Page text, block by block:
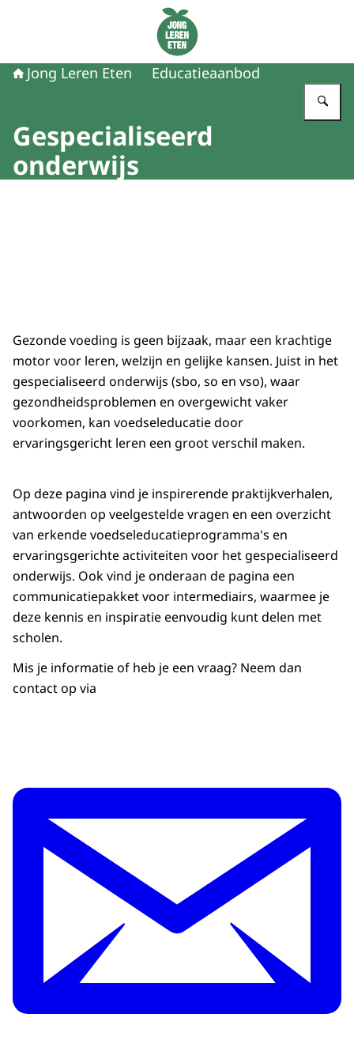
Naar de homepage van Jong Leren Eten
Jong Leren Eten Educatieaanbod
Gespecialiseerd
onderwijs
Gezonde voeding is geen bijzaak, maar een krachtige
motor voor leren, welzijn en gelijke kansen. Juist in het
gespecialiseerd onderwijs (sbo, so en vso), waar
gezondheidsproblemen en overgewicht vaker
voorkomen, kan voedseleducatie door
ervaringsgericht leren een groot verschil maken.
Op deze pagina vind je inspirerende praktijkverhalen,
antwoorden op veelgestelde vragen en een overzicht
van erkende voedseleducatieprogramma's en
ervaringsgerichte activiteiten voor het gespecialiseerd
onderwijs. Ook vind je onderaan de pagina een
communicatiepakket voor intermediairs, waarmee je
deze kennis en inspiratie eenvoudig kunt delen met
scholen.
Mis je informatie of heb je een vraag? Neem dan
contact op via